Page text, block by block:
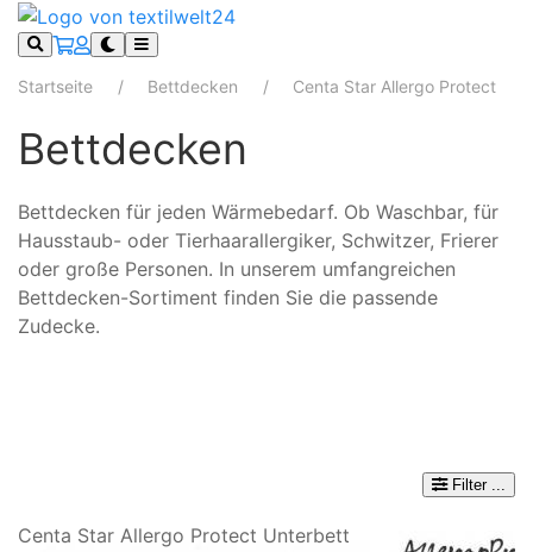
Startseite Bettdecken Centa Star Allergo Protect
Bettdecken
Bettdecken für jeden Wärmebedarf. Ob Waschbar, für
Hausstaub- oder Tierhaarallergiker, Schwitzer, Frierer
oder große Personen. In unserem umfangreichen
Bettdecken-Sortiment finden Sie die passende
Zudecke.
Filter
Centa Star Allergo Protect Unterbett